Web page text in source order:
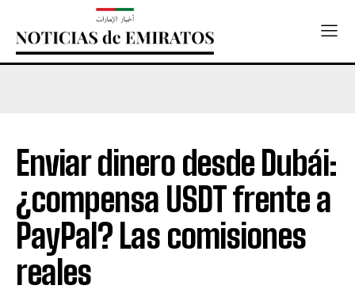
Enviar dinero desde Dubái:
¿compensa USDT frente a
PayPal? Las comisiones
reales